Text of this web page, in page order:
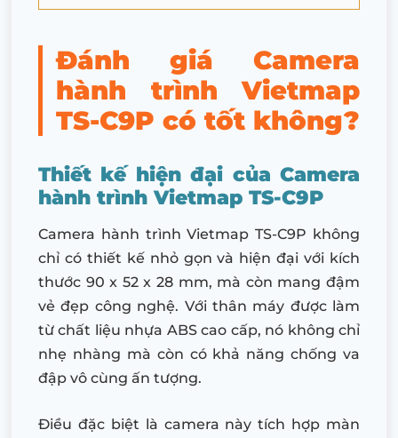
Đánh giá Camera
hành trình Vietmap
TS-C9P có tốt không?
Thiết kế hiện đại của Camera
hành trình Vietmap TS-C9P
Camera hành trình Vietmap TS-C9P không
chỉ có thiết kế nhỏ gọn và hiện đại với kích
thước 90 x 52 x 28 mm, mà còn mang đậm
vẻ đẹp công nghệ. Với thân máy được làm
từ chất liệu nhựa ABS cao cấp, nó không chỉ
nhẹ nhàng mà còn có khả năng chống va
đập vô cùng ấn tượng.
Điều đặc biệt là camera này tích hợp màn